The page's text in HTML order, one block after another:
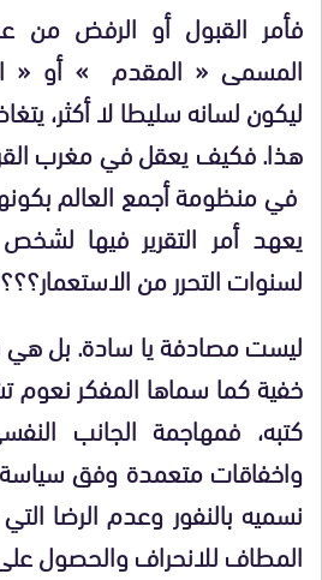
فأمر القبول أو الرفض من
المسمى « المقدم » أو «
ليكون لسانه سليطا لا أكثر،
هذا. فكيف يعقل في مغرب
في منظومة أجمع العالم
يعهد أمر التقرير فيها
لسنوات التحرر من الاستعمار؟؟؟
ليست مصادفة يا سادة. بل
خفية كما سماها المفكر
كتبه، فمهاجمة الجانب
واخفاقات متعمدة وفق سياسة
نسميه بالنفور وعدم الرضا
المطاف للانحراف والحصول